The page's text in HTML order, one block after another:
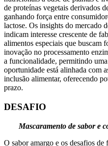
​​de proteínas vegetais derivados
ganhando força entre
lactose. Os insights do mercado
indicam interesse crescente de
alimentos especiais que buscam
inovação no processamento
a funcionalidade, permitindo
oportunidade está alinhada com
inclusão alimentar, oferecendo
prazo.
DESAFIO
Mascaramento de sabor e
O sabor amargo e os desafios